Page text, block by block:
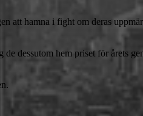
att hamna i fight om deras
dessutom hem priset för årets